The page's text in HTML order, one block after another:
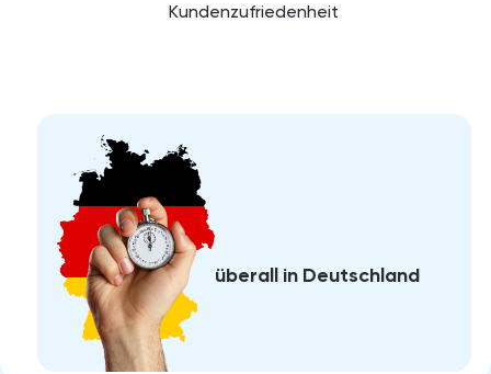
Kundenzufriedenheit
überall in Deutschland